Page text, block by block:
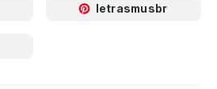
letrasmusbr